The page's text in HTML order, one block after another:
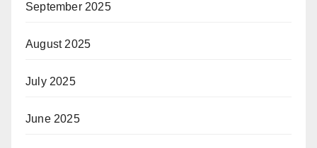
September 2025
August 2025
July 2025
June 2025